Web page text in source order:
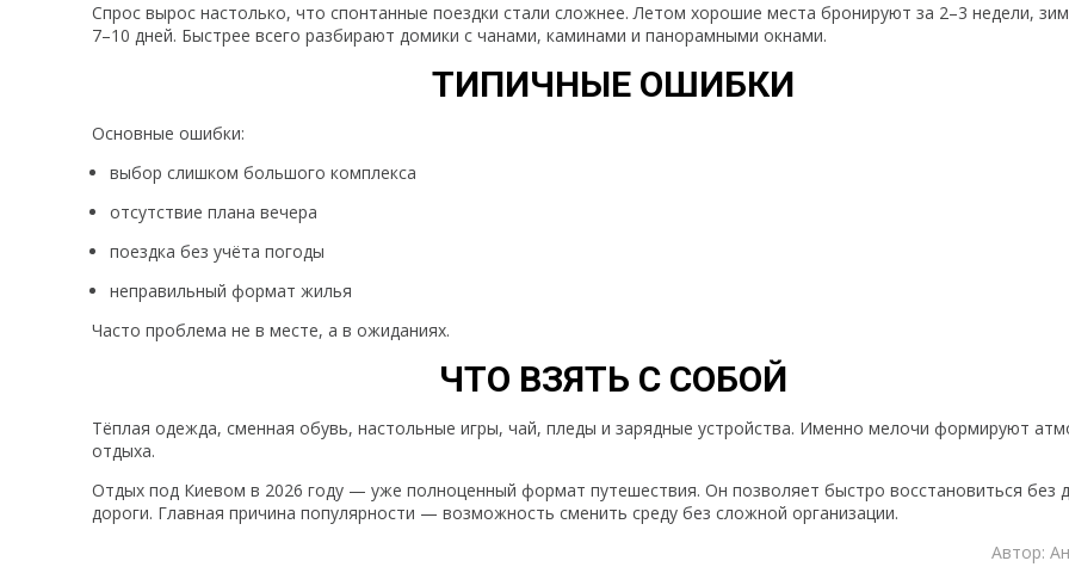
Спрос вырос настолько, что спонтанные поездки стали сложнее. Летом хорошие места бронируют за 2–3 недели,
7–10 дней. Быстрее всего разбирают домики с чанами, каминами и панорамными окнами.
ТИПИЧНЫЕ ОШИБКИ
Основные ошибки:
выбор слишком большого комплекса
отсутствие плана вечера
поездка без учёта погоды
неправильный формат жилья
Часто проблема не в месте, а в ожиданиях.
ЧТО ВЗЯТЬ С СОБОЙ
Тёплая одежда, сменная обувь, настольные игры, чай, пледы и зарядные устройства. Именно мелочи формируют
отдыха.
Отдых под Киевом в 2026 году — уже полноценный формат путешествия. Он позволяет быстро восстановиться без
дороги. Главная причина популярности — возможность сменить среду без сложной организации.
Автор: